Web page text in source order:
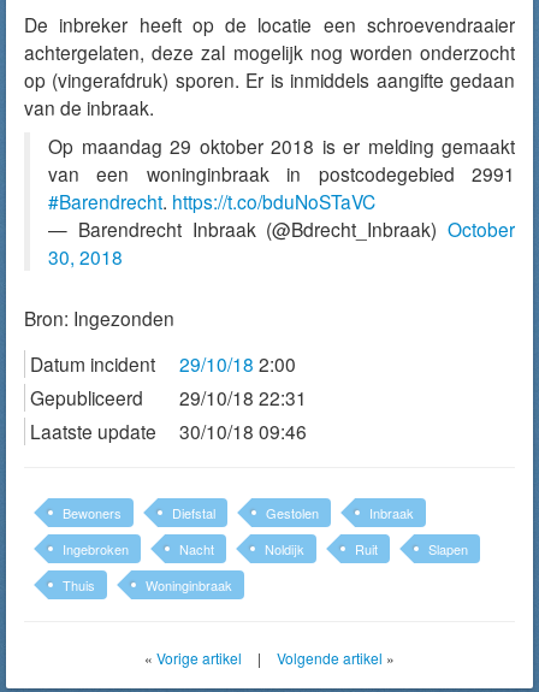
De inbreker heeft op de locatie een schroevendraaier
achtergelaten, deze zal mogelijk nog worden onderzocht
op (vingerafdruk) sporen. Er is inmiddels aangifte gedaan
van de inbraak.
Op maandag 29 oktober 2018 is er melding gemaakt
van een woninginbraak in postcodegebied 2991
#Barendrecht. https://t.co/bduNoSTaVC
— Barendrecht Inbraak (@Bdrecht_Inbraak) October
30, 2018
Bron: Ingezonden
Datum incident
29/10/18 2:00
Gepubliceerd
29/10/18 22:31
Laatste update
30/10/18 09:46
Bewoners Diefstal Gestolen
Inbraak
Ingebroken
Nacht Noldijk Ruit
Slapen
Thuis
Woninginbraak
« Vorige artikel | Volgende artikel »